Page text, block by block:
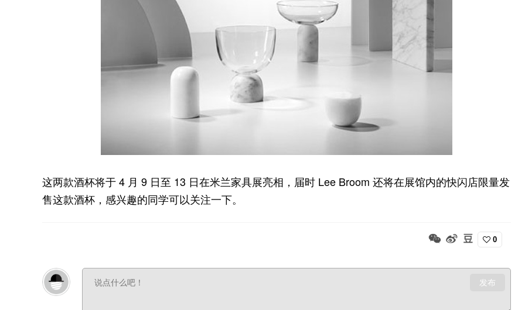
这两款酒杯将于 4 月 9 日至 13 日在米兰家具展亮相，届时 Lee Broom 还将在展馆内的快闪店限量发
售这款酒杯，感兴趣的同学可以关注一下。
0
发布